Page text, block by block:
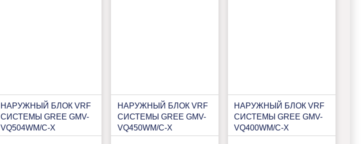
НАРУЖНЫЙ БЛОК VRF
СИСТЕМЫ GREE GMV-
VQ504WM/C-X
НАРУЖНЫЙ БЛОК VRF
СИСТЕМЫ GREE GMV-
VQ450WM/C-X
НАРУЖНЫЙ БЛОК VRF
СИСТЕМЫ GREE GMV-
VQ400WM/C-X